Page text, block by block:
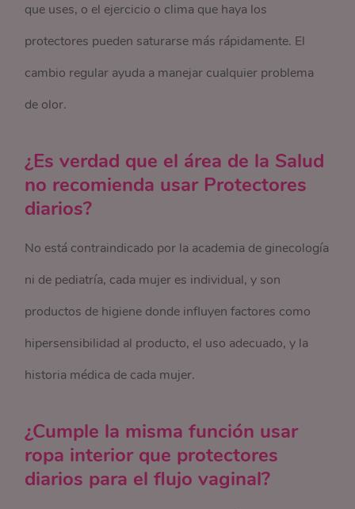
que uses, o el ejercicio o clima que haya los
protectores pueden saturarse más rápidamente. El
cambio regular ayuda a manejar cualquier problema
de olor.
¿Es verdad que el área de la Salud
no recomienda usar Protectores
diarios?
No está contraindicado por la academia de ginecología
ni de pediatría, cada mujer es individual, y son
productos de higiene donde influyen factores como
hipersensibilidad al producto, el uso adecuado, y la
historia médica de cada mujer.
¿Cumple la misma función usar
ropa interior que protectores
diarios para el flujo vaginal?